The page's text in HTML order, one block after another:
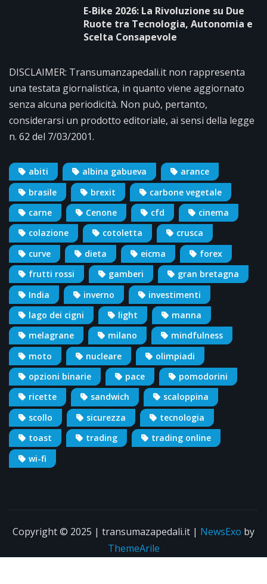
E-Bike 2026: La Rivoluzione su Due
Ruote tra Tecnologia, Autonomia e
Scelta Consapevole
DISCLAIMER: Transumanzapedali.it non rappresenta
una testata giornalistica, in quanto viene aggiornato
senza alcuna periodicità. Non può, pertanto,
considerarsi un prodotto editoriale, ai sensi della legge
n. 62 del 7/03/2001.
abiti albina gabueva
arance
brasile
brexit
carbone vegetale
carne
Cenone cfd
cinema
colazione
cotoletta
crusca
curve
dieta eicma
forex
frutti rossi
gamberi
gran bretagna
India
inverno
investimenti
lago dei cigni
light
manna
melagrane
milano
mindfulness
moto
nucleare
olimpiadi
opzioni binarie
pace
pomodorini
ricette
sandwich
scaloppina
scollo
sicurezza
tecnologia
toast
trading
trading online
wi-fi
Copyright © 2025 | transumazapedali.it | NewsExo by
ThemeArile